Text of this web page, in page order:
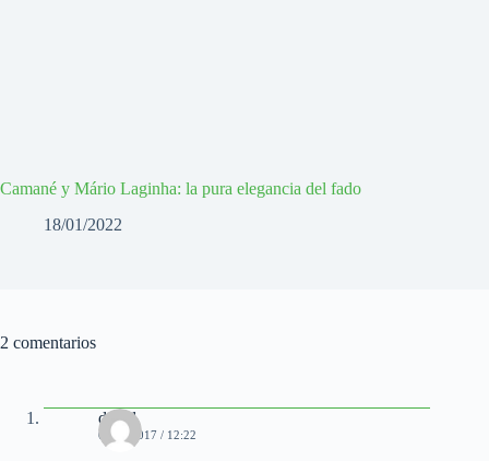
Camané y Mário Laginha: la pura elegancia del fado
18/01/2022
2 comentarios
david
08/04/2017 / 12:22